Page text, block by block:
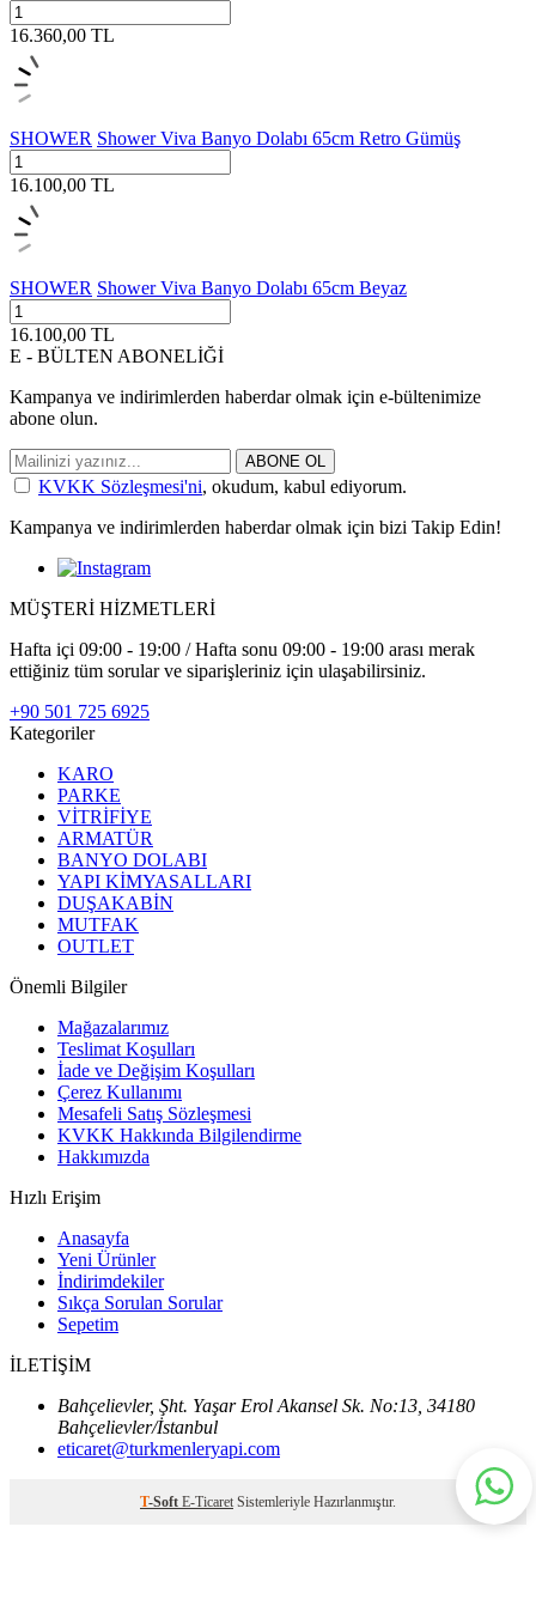
16.360,00 TL
SHOWER Shower Viva Banyo Dolabı 65cm Retro Gümüş
16.100,00 TL
SHOWER Shower Viva Banyo Dolabı 65cm Beyaz
16.100,00 TL
E - BÜLTEN ABONELİĞİ
Kampanya ve indirimlerden haberdar olmak için e-bültenimize
abone olun.
ABONE OL
KVKK Sözleşmesi'ni, okudum, kabul ediyorum.
Kampanya ve indirimlerden haberdar olmak için bizi Takip Edin!
MÜŞTERİ HİZMETLERİ
Hafta içi 09:00 - 19:00 / Hafta sonu 09:00 - 19:00 arası merak
ettiğiniz tüm sorular ve siparişleriniz için ulaşabilirsiniz.
+90 501 725 6925
Kategoriler
KARO
PARKE
VİTRİFİYE
ARMATÜR
BANYO DOLABI
YAPI KİMYASALLARI
DUŞAKABİN
MUTFAK
OUTLET
Önemli Bilgiler
Mağazalarımız
Teslimat Koşulları
İade ve Değişim Koşulları
Çerez Kullanımı
Mesafeli Satış Sözleşmesi
KVKK Hakkında Bilgilendirme
Hakkımızda
Hızlı Erişim
Anasayfa
Yeni Ürünler
İndirimdekiler
Sıkça Sorulan Sorular
Sepetim
İLETİŞİM
Bahçelievler, Şht. Yaşar Erol Akansel Sk. No:13, 34180
Bahçelievler/İstanbul
eticaret@turkmenleryapi.com
T-Soft E-Ticaret Sistemleriyle Hazırlanmıştır.